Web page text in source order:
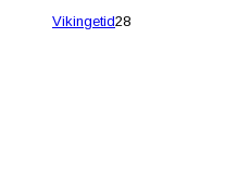
Vikingetid28